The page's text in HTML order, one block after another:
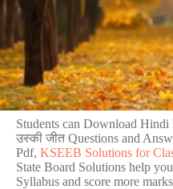
Students can Download
उस्की जीत Questions and
Pdf, KSEEB Solutions for
State Board Solutions help
Syllabus and score more